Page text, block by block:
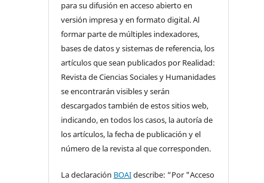
para su difusión en acceso abierto en
versión impresa y en formato digital. Al
formar parte de múltiples indexadores,
bases de datos y sistemas de referencia, los
artículos que sean publicados por Realidad:
Revista de Ciencias Sociales y Humanidades
se encontrarán visibles y serán
descargados también de estos sitios web,
indicando, en todos los casos, la autoría de
los artículos, la fecha de publicación y el
número de la revista al que corresponden.
La declaración BOAIdescribe: “Por "Acceso